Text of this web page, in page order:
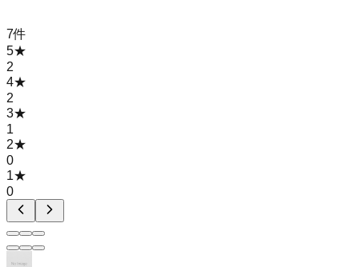
7件
5★
2
4★
2
3★
1
2★
0
1★
0